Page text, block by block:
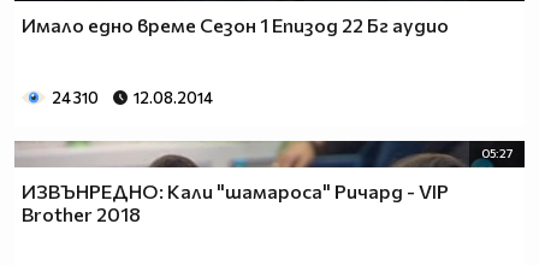
Имало едно време Сезон 1 Епизод 22 Бг аудио
24 310 12.08.2014
05:27
ИЗВЪНРЕДНО: Кали "шамароса" Ричард - VIP
Brother 2018